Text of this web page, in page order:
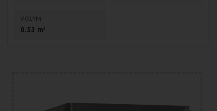
VOLYM
0.53 m³